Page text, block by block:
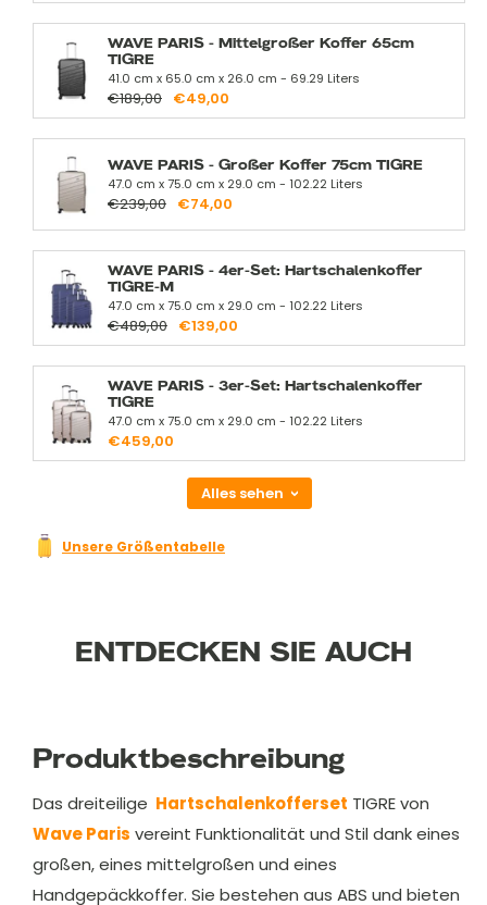
WAVE PARIS - Mittelgroßer Koffer 65cm
TIGRE
41.0 cm x 65.0 cm x 26.0 cm - 69.29 Liters
€189,00 €49,00
WAVE PARIS - Großer Koffer 75cm TIGRE
47.0 cm x 75.0 cm x 29.0 cm - 102.22 Liters
€239,00 €74,00
WAVE PARIS - 4er-Set: Hartschalenkoffer
TIGRE-M
47.0 cm x 75.0 cm x 29.0 cm - 102.22 Liters
€489,00 €139,00
WAVE PARIS - 3er-Set: Hartschalenkoffer
TIGRE
47.0 cm x 75.0 cm x 29.0 cm - 102.22 Liters
€459,00
Alles sehen
Unsere Größentabelle
ENTDECKEN SIE AUCH
Produktbeschreibung
Das dreiteilige Hartschalenkofferset TIGRE von
Wave Paris vereint Funktionalität und Stil dank eines
großen, eines mittelgroßen und eines
Handgepäckkoffer. Sie bestehen aus ABS und bieten